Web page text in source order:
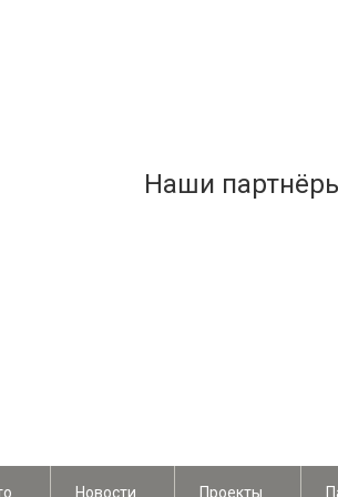
Наши
Новости Проекты